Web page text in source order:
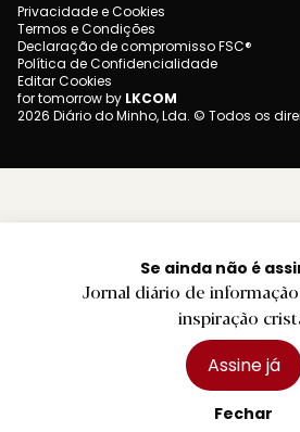
Se ainda não é
Jornal diário de
inspiração
Assine já
Fechar
Privacidade e Cookies
Termos e Condições
Declaração de compromisso FSC®
Política de Confidencialidade
Editar Cookies
for tomorrow by LKCOM
2026 Diário do Minho, Lda. © Todos os